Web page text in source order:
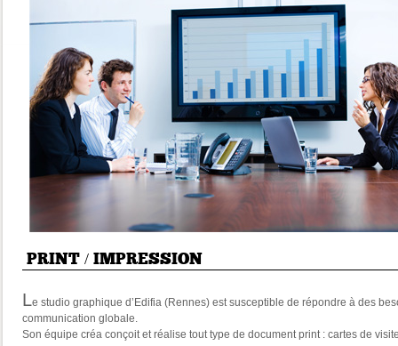
PRINT / IMPRESSION
Le studio graphique d’Edifia (Rennes) est susceptible de répondre à des
communication globale.
Son équipe créa conçoit et réalise tout type de document print : cartes de